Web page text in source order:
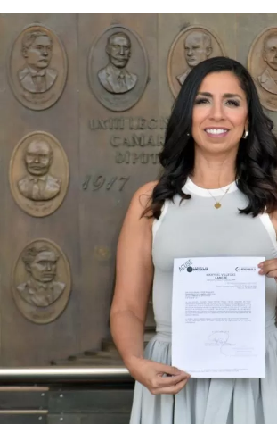
Durante su encargo en la Cámara Alta,
su agenda legislativa en iniciativas
robustecer el desarrollo económico, la
turística y la equidad social. Sin
coyuntura actual exige priorizar la
para asegurar la continuidad del
región sureste del país.
Con esta determinación, el senador abre
decisiva en su trayectoria pública,
estrategia de cercanía ciudadana. Su
Roo busca garantizar la cohesión de las
izquierda de cara a los próximos retos
institucional se procesará conforme a
establecidos, manteniendo la continuidad
representación parlamentaria del estado.